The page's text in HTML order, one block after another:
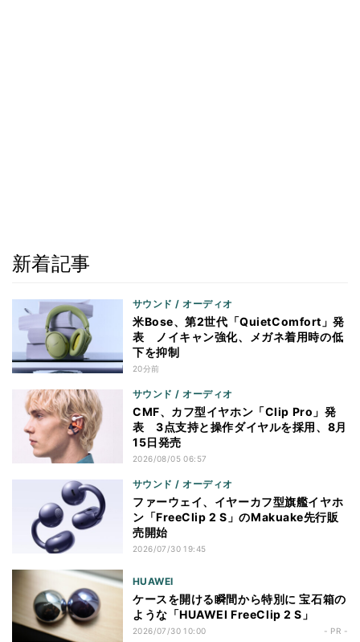
新着記事
サウンド / オーディオ
米Bose、第2世代「QuietComfort」発
表 ノイキャン強化、メガネ着用時の低
下を抑制
20分前
サウンド / オーディオ
CMF、カフ型イヤホン「Clip Pro」発
表 3点支持と操作ダイヤルを採用、8月
15日発売
2026/08/05 06:57
サウンド / オーディオ
ファーウェイ、イヤーカフ型旗艦イヤホ
ン「FreeClip 2 S」のMakuake先行販
売開始
2026/07/30 19:45
HUAWEI
ケースを開ける瞬間から特別に 宝石箱の
ような「HUAWEI FreeClip 2 S」
2026/07/30 10:00 - PR -